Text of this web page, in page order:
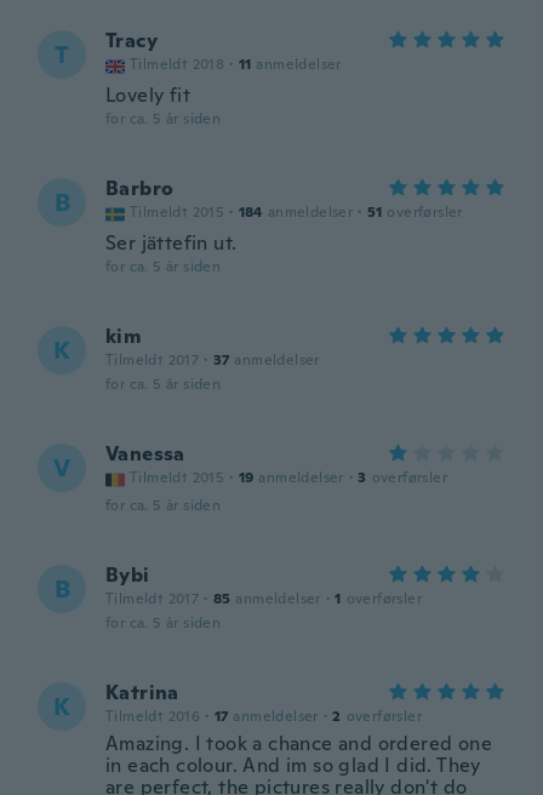
T Tracy
Tilmeldt 2018 · 11 anmeldelser
Lovely fit
for ca. 5 år siden
B Barbro
Tilmeldt 2015 · 184 anmeldelser · 51 overførsler
Ser jättefin ut.
for ca. 5 år siden
K kim
Tilmeldt 2017 · 37 anmeldelser
for ca. 5 år siden
V Vanessa
Tilmeldt 2015 · 19 anmeldelser · 3 overførsler
for ca. 5 år siden
B Bybi
Tilmeldt 2017 · 85 anmeldelser · 1 overførsler
for ca. 5 år siden
K Katrina
Tilmeldt 2016 · 17 anmeldelser · 2 overførsler
Amazing. I took a chance and ordered one
in each colour. And im so glad I did. They
are perfect, the pictures really don't do